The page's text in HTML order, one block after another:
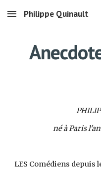
Skip to main content
Philippe Quinault
né à Paris
LES Comédiens depuis